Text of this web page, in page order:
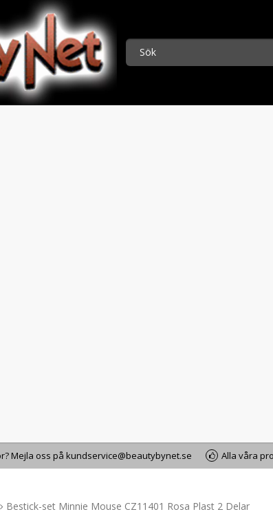
Mejla oss på kundservice@beautybynet.se Alla våra
Bestick-set Minnie Mouse CZ11401 Rosa Plast 2 Delar